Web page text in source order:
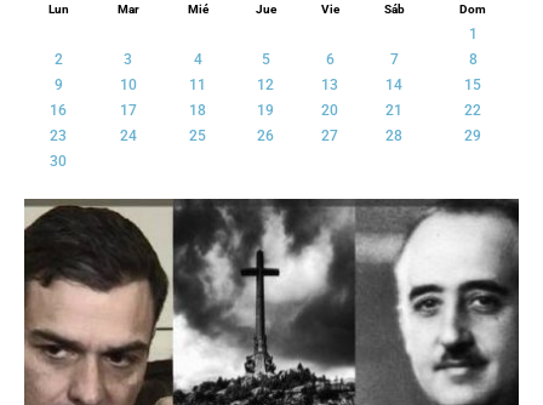
MAGAZINE
OTRAS WEBS
MOTOR
RELIGION
TRAVELLERS
EXPERTOS
GASTRONOMÍA
SALUD
ESCAPARATE
Lun Mar Mié Jue Vie Sáb Dom
1
2
3 4 5 6 7
8
9
10 11 12 13 14
15
16
17 18 19 20 21
22
23
24 25 26 27 28
29
30